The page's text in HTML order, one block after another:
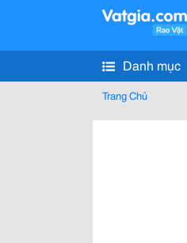
Danh mục
Trang Chủ